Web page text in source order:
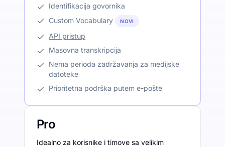
Identifikacija govornika
Custom Vocabulary
NOVI
API pristup
Masovna transkripcija
Nema perioda zadržavanja za medijske
datoteke
Prioritetna podrška putem e-pošte
Pro
Idealno za korisnike i timove sa velikim